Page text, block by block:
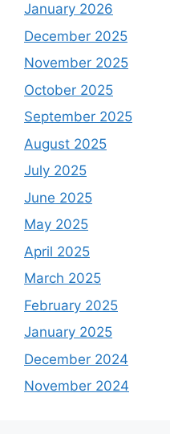
January 2026
December 2025
November 2025
October 2025
September 2025
August 2025
July 2025
June 2025
May 2025
April 2025
March 2025
February 2025
January 2025
December 2024
November 2024